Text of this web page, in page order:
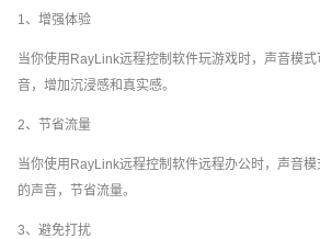
1、增强体验
当你使用RayLink远程控制软件玩游戏时，声音模
音，增加沉浸感和真实感。
2、节省流量
当你使用RayLink远程控制软件远程办公时，声音
的声音，节省流量。
3、避免打扰